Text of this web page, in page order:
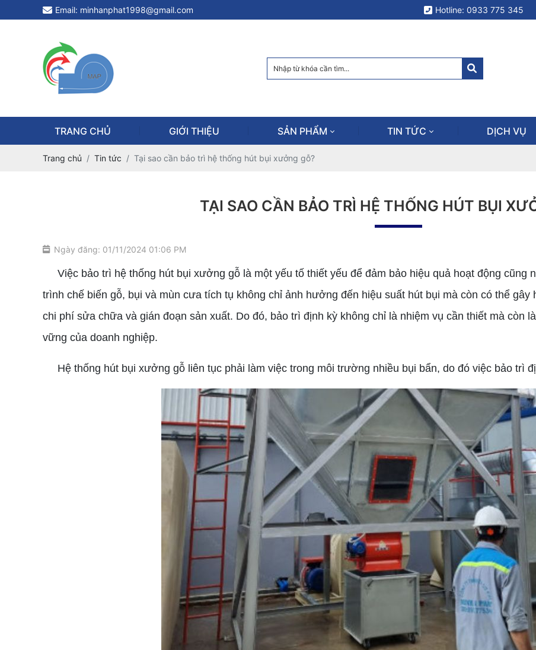
Email: minhanphat1998@gmail.com Hotline: 0933 775 345
TRANG CHỦ GIỚI THIỆU SẢN PHẨM TIN TỨC DỊCH VỤ
Trang chủ Tin tức Tại sao cần bảo trì hệ thống hút bụi xưởng gỗ?
TẠI SAO CẦN BẢO TRÌ HỆ THỐNG HÚT BỤI
Ngày đăng: 01/11/2024 01:06 PM
Việc bảo trì hệ thống hút bụi xưởng gỗ là một yếu tố thiết yếu để đảm bảo hiệu quả hoạt động cũng
trình chế biến gỗ, bụi và mùn cưa tích tụ không chỉ ảnh hưởng đến hiệu suất hút bụi mà còn có thể gây
chi phí sửa chữa và gián đoạn sản xuất. Do đó, bảo trì định kỳ không chỉ là nhiệm vụ cần thiết mà còn
vững của doanh nghiệp.
Hệ thống hút bụi xưởng gỗ liên tục phải làm việc trong môi trường nhiều bụi bẩn, do đó việc bảo trì